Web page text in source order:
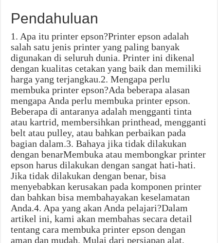
Pendahuluan
1. Apa itu printer epson?Printer epson adalah
salah satu jenis printer yang paling banyak
digunakan di seluruh dunia. Printer ini dikenal
dengan kualitas cetakan yang baik dan memiliki
harga yang terjangkau.2. Mengapa perlu
membuka printer epson?Ada beberapa alasan
mengapa Anda perlu membuka printer epson.
Beberapa di antaranya adalah mengganti tinta
atau kartrid, membersihkan printhead, mengganti
belt atau pulley, atau bahkan perbaikan pada
bagian dalam.3. Bahaya jika tidak dilakukan
dengan benarMembuka atau membongkar printer
epson harus dilakukan dengan sangat hati-hati.
Jika tidak dilakukan dengan benar, bisa
menyebabkan kerusakan pada komponen printer
dan bahkan bisa membahayakan keselamatan
Anda.4. Apa yang akan Anda pelajari?Dalam
artikel ini, kami akan membahas secara detail
tentang cara membuka printer epson dengan
aman dan mudah. Mulai dari persiapan alat,